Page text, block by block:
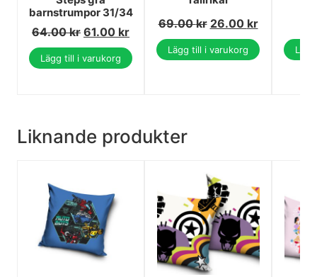
barnstrumpor 31/34
64.00kr 61.00 kr
Lägg till i varukorg
69.00kr 26.00 kr
Lägg till i varukorg
Liknande produkter